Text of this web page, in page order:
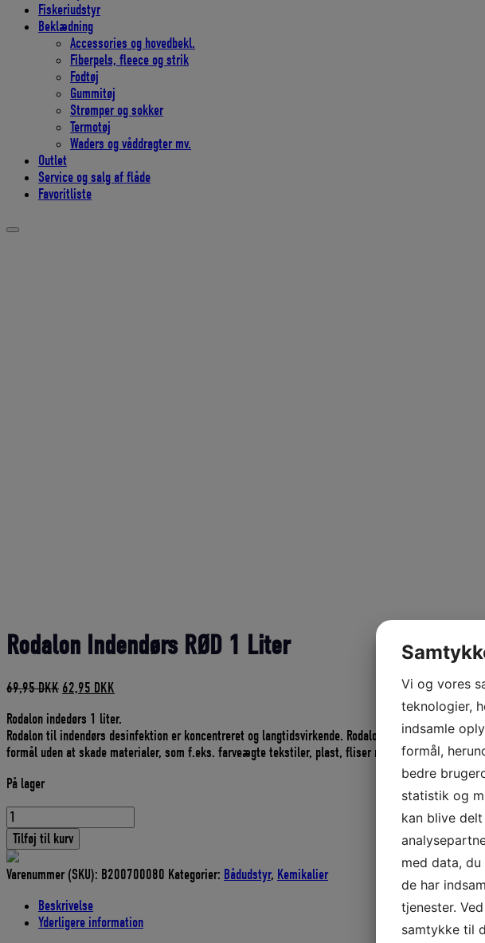
Fiskeriudstyr
Beklædning
Accessories og hovedbekl.
Fiberpels, fleece og strik
Fodtøj
Gummitøj
Strømper og sokker
Termotøj
Waders og våddragter mv.
Outlet
Service og salg af flåde
Favoritliste
Rodalon Indendørs RØD 1 Liter
69,95DKK Den
pris
var:
69,95 DKK.
62,95 DKK
pris
er:
62,95 DKK.
Rodalon indedørs 1 liter.
Rodalon til indendørs desinfektion er koncentreret og langtidsvirkende. Rodalon fjerner bakterier,
formål uden at skade materialer, som f.eks. farveægte tekstiler, plast, fliser m.v.
På lager
Rodalon
Indendørs
RØD
1
Liter
Tilføj til kurv
Varenummer (SKU): B200700080 Kategorier: Bådudstyr, Kemikalier
Beskrivelse
Yderligere information
Vi og vores
teknologier,
indsamle
formål,
bedre
statistik og
kan blive
med data,
de har
tjenester.
samtykke til